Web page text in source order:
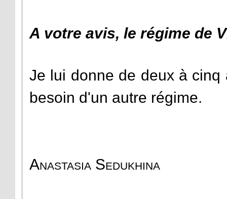
A votre avis, le régime de
Je lui donne de deux à
besoin d'un autre régime.
Anastasia Sedukhina